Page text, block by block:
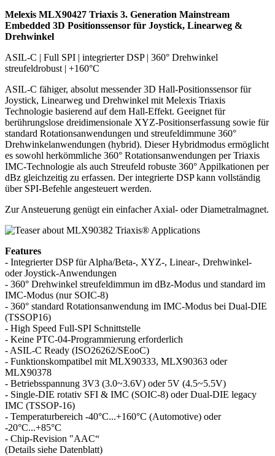
Melexis MLX90427 Triaxis 3. Generation Mainstream
Embedded 3D Positionssensor für Joystick, Linearweg &
Drehwinkel
ASIL-C | Full SPI | integrierter DSP | 360° Drehwinkel
streufeldrobust | +160°C
ASIL-C fähiger, absolut messender 3D Hall-Positionssensor für
Joystick, Linearweg und Drehwinkel mit Melexis Triaxis
Technologie basierend auf dem Hall-Effekt. Geeignet für
berührungslose dreidimensionale XYZ-Positionserfassung sowie für
standard Rotationsanwendungen und streufeldimmune 360°
Drehwinkelanwendungen (hybrid). Dieser Hybridmodus ermöglicht
es sowohl herkömmliche 360° Rotationsanwendungen per Triaxis
IMC-Technologie als auch Streufeld robuste 360° Appilkationen per
dBz gleichzeitig zu erfassen. Der integrierte DSP kann vollständig
über SPI-Befehle angesteuert werden.
Zur Ansteuerung genügt ein einfacher Axial- oder Diametralmagnet.
Features
- Integrierter DSP für Alpha/Beta-, XYZ-, Linear-, Drehwinkel-
oder Joystick-Anwendungen
- 360° Drehwinkel streufeldimmun im dBz-Modus und standard im
IMC-Modus (nur SOIC-8)
- 360° standard Rotationsanwendung im IMC-Modus bei Dual-DIE
(TSSOP16)
- High Speed Full-SPI Schnittstelle
- Keine PTC-04-Programmierung erforderlich
- ASIL-C Ready (ISO26262/SEooC)
- Funktionskompatibel mit MLX90333, MLX90363 oder
MLX90378
- Betriebsspannung 3V3 (3.0~3.6V) oder 5V (4.5~5.5V)
- Single-DIE rotativ SFI & IMC (SOIC-8) oder Dual-DIE legacy
IMC (TSSOP-16)
- Temperaturbereich -40°C...+160°C (Automotive) oder
-20°C...+85°C
- Chip-Revision "AAC“
(Details siehe Datenblatt)